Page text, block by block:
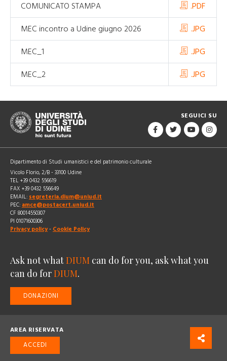
COMUNICATO STAMPA .PDF
MEC incontro a Udine giugno 2026 .JPG
MEC_1 .JPG
MEC_2 .JPG
SEGUICI SU
Dipartimento di Studi umanistici e del patrimonio culturale
Vicolo Florio, 2/B - 33100 Udine
TEL +39 0432 556619
FAX +39 0432 556649
EMAIL: segreteria.dium@uniud.it
PEC: amce@postacert.uniud.it
CF 80014550307
PI 01071600306
Privacy policy - Cookie Policy
Ask not whatDIUM can do for you, ask what you
can do forDIUM.
DONAZIONI
AREA RISERVATA
ACCEDI